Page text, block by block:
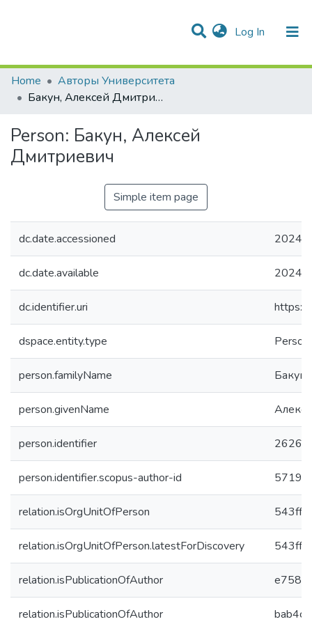
Log In (current)
Communities & Collections
Statistics
All of DSpace
Home
Авторы Университета
Бакун, Алексей Дмитриевич
Person: Бакун, Алексей
Дмитриевич
Simple item page
dc.date.accessioned 2024-
dc.date.available 2024-
dc.identifier.uri https://
dspace.entity.type Person
person.familyName Бакун
person.givenName
person.identifier 2626
person.identifier.scopus-author-id
relation.isOrgUnitOfPerson
relation.isOrgUnitOfPerson.latestForDiscovery
relation.isPublicationOfAuthor
relation.isPublicationOfAuthor